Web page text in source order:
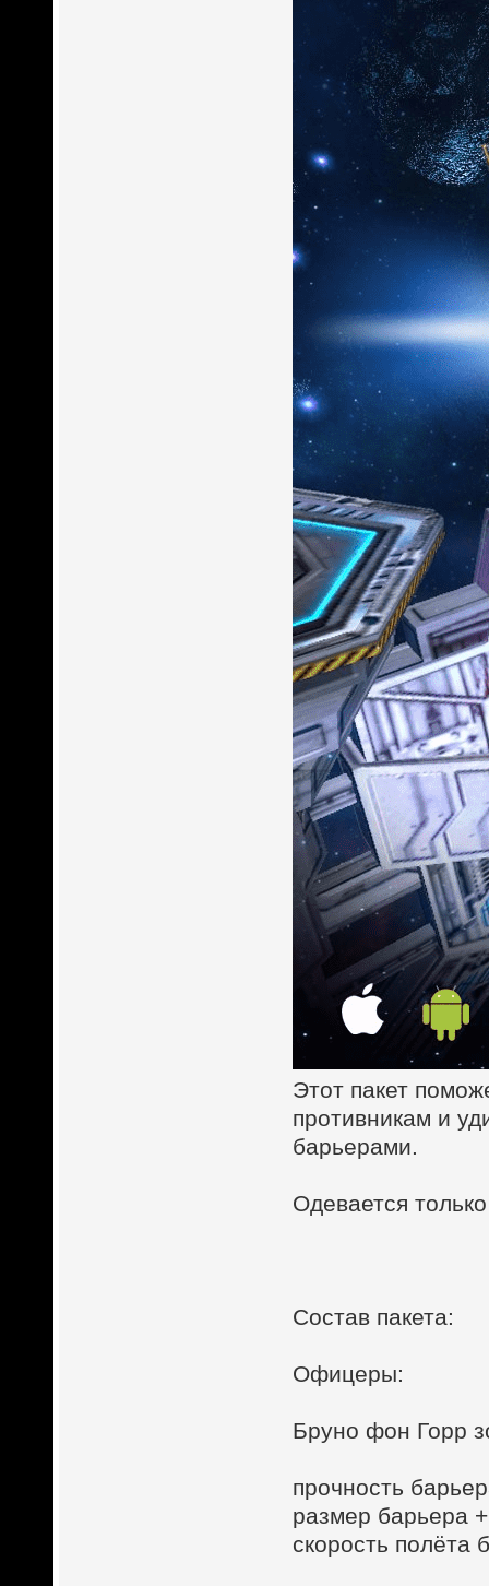
Этот пакет
противникам и
барьерами.
Одевается
Состав пакета:
Офицеры:
Бруно фон Горр
прочность
размер барьера
скорость полёта